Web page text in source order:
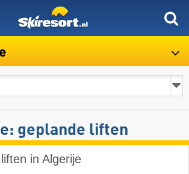
geplande liften
in Algerije